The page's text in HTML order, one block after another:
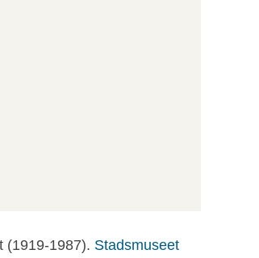
(1919-1987). Stadsmuseet